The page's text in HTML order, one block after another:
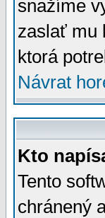
snažíme
zaslať mu
ktorá
Návrat
Kto
Tento
chránený